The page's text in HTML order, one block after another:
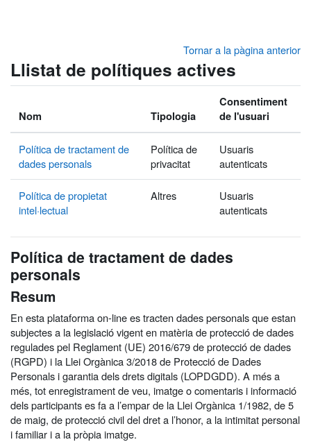
Tornar a la pàgina anterior
Llistat de polítiques actives
Nom Tipologia
Consentiment
de l'usuari
Política de tractament de
dades personals
Política de
privacitat
Usuaris
autenticats
Política de propietat
intel·lectual
Altres
Usuaris
autenticats
Política de tractament de dades
personals
Resum
En esta plataforma on-line es tracten dades personals que estan
subjectes a la legislació vigent en matèria de protecció de dades
regulades pel Reglament (UE) 2016/679 de protecció de dades
(RGPD) i la Llei Orgànica 3/2018 de Protecció de Dades
Personals i garantia dels drets digitals (LOPDGDD). A més a
més, tot enregistrament de veu, imatge o comentaris i informació
dels participants es fa a l’empar de la Llei Orgànica 1/1982, de 5
de maig, de protecció civil del dret a l’honor, a la intimitat personal
i familiar i a la pròpia imatge.